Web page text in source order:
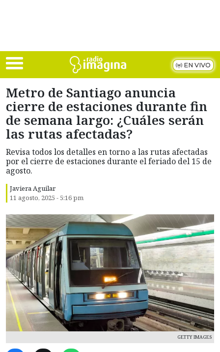
EN VIVO
Metro de Santiago anuncia
cierre de estaciones durante fin
de semana largo: ¿Cuáles serán
las rutas afectadas?
Revisa todos los detalles en torno a las rutas afectadas
por el cierre de estaciones durante el feriado del 15 de
agosto.
Javiera Aguilar
11 agosto, 2025 - 5:16 pm
GETTY IMAGES